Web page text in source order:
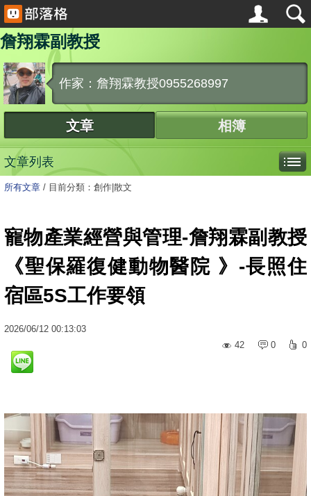
詹翔霖副教授
作家：詹翔霖教授0955268997
文章 相簿
文章列表
所有文章 / 目前分類：創作|散文
寵物產業經營與管理-詹翔霖副教授
《聖保羅復健動物醫院 》-長照住
宿區5S工作要領
2026/06/12 00:13:03
42
0 0